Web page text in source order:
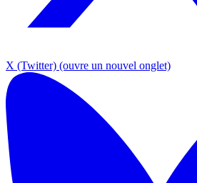
X (Twitter) (ouvre un nouvel onglet)